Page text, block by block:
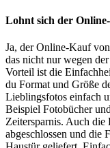
Lohnt sich der
Ja, der Online-Kauf
das nicht nur wegen
Vorteil ist die
du Format und Größe
Lieblingsfotos einfach
Beispiel Fotobücher
Zeitersparnis. Auch
abgeschlossen und die